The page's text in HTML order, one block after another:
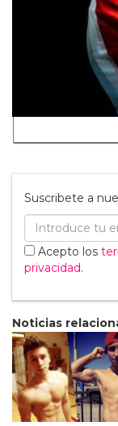
Suscribete a
Acepto los
privacidad.
Noticias